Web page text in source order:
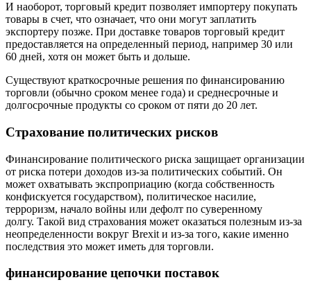
И наоборот, торговый кредит позволяет импортеру покупать
товары в счет, что означает, что они могут заплатить
экспортеру позже. При доставке товаров торговый кредит
предоставляется на определенный период, например 30 или
60 дней, хотя он может быть и дольше.
Существуют краткосрочные решения по финансированию
торговли (обычно сроком менее года) и среднесрочные и
долгосрочные продукты со сроком от пяти до 20 лет.
Страхование политических рисков
Финансирование политического риска защищает организации
от риска потери доходов из-за политических событий. Он
может охватывать экспроприацию (когда собственность
конфискуется государством), политическое насилие,
терроризм, начало войны или дефолт по суверенному
долгу. Такой вид страхования может оказаться полезным из-за
неопределенности вокруг Brexit и из-за того, какие именно
последствия это может иметь для торговли.
финансирование цепочки поставок